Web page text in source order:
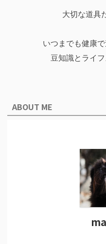
大切な道具
いつまでも健康
豆知識とライ
ABOUT ME